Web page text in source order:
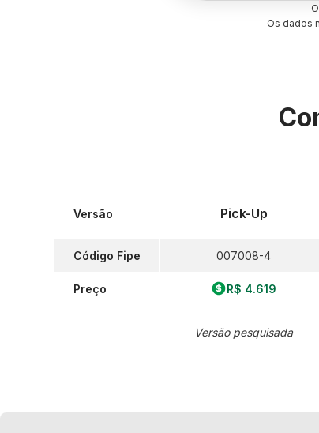
Os dados
Versão
Código Fipe
Preço
Pick-Up
007008-4
R$ 4.619
Versão pesquisada